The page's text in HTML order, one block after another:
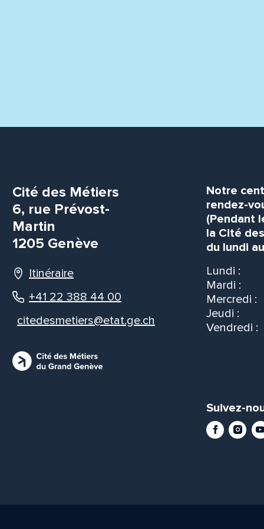
Cité des Métiers
6, rue Prévost-
Martin
1205 Genève
Itinéraire
+41 22 388 44 00
citedesmetiers@etat.ge.ch
Notre
rendez-
(Pendant
la Cité
du lundi
Lundi :
Mardi :
Mercredi :
Jeudi :
Vendredi :
Suivez-
Facebook